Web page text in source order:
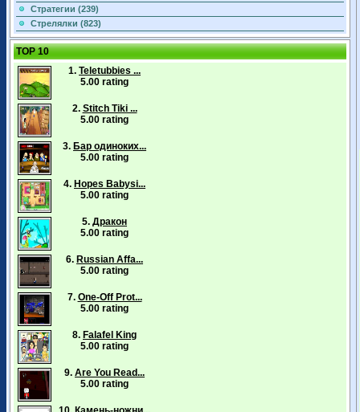
Стратегии (239)
Стрелялки (823)
TOP 10
1. Teletubbies ...
5.00 rating
2. Stitch Tiki ...
5.00 rating
3. Бар одиноких...
5.00 rating
4. Hopes Babysi...
5.00 rating
5. Дракон
5.00 rating
6. Russian Affa...
5.00 rating
7. One-Off Prot...
5.00 rating
8. Falafel King
5.00 rating
9. Are You Read...
5.00 rating